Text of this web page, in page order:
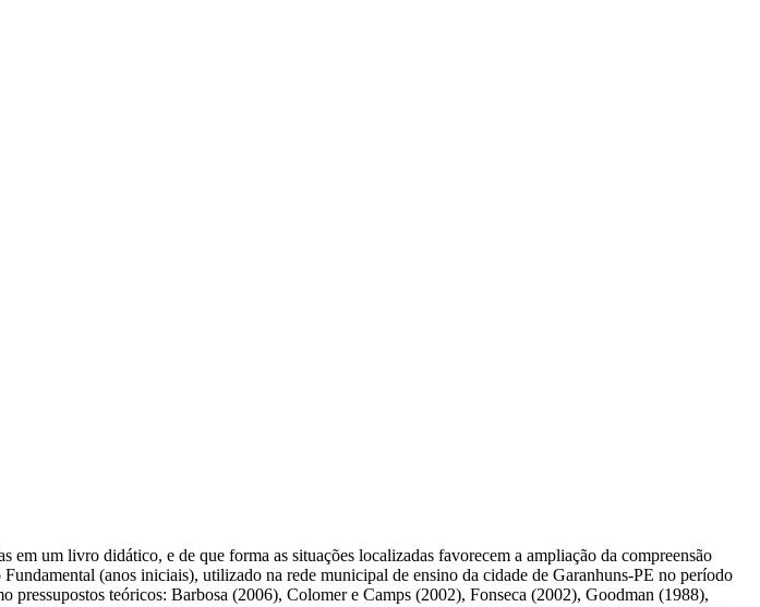
um livro didático, e de que forma as situações localizadas favorecem a ampliação da compreensão
(anos iniciais), utilizado na rede municipal de ensino da cidade de Garanhuns-PE no período
teóricos: Barbosa (2006), Colomer e Camps (2002), Fonseca (2002), Goodman (1988),